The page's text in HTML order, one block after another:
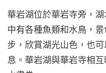
華岩湖位於華岩寺旁，
中有各種魚類和水鳥，
步，欣賞湖光山色，也
息。華岩湖與華岩寺相